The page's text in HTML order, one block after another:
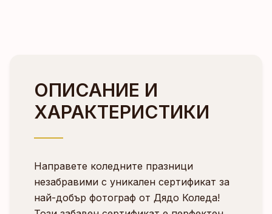
ОПИСАНИЕ И
ХАРАКТЕРИСТИКИ
Направете коледните празници
незабравими с уникален сертификат за
най-добър фотограф от Дядо Коледа!